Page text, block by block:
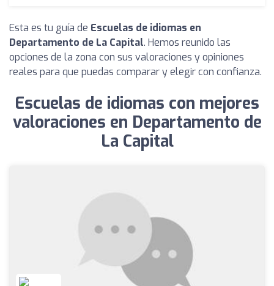
Esta es tu guía de Escuelas de idiomas en
Departamento de La Capital. Hemos reunido las
opciones de la zona con sus valoraciones y opiniones
reales para que puedas comparar y elegir con confianza.
Escuelas de idiomas con mejores
valoraciones en Departamento de
La Capital